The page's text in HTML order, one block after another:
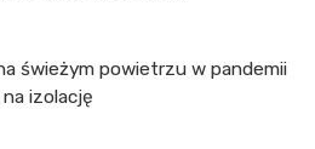
świeżym powietrzu w pandemii
izolację